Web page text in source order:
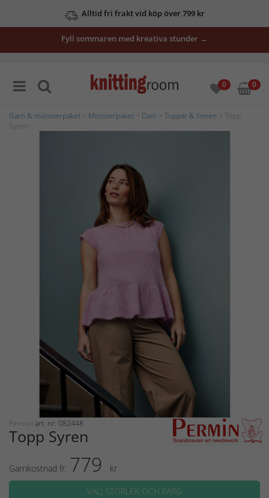
Alltid fri frakt vid köp över 799 kr
Fyll sommaren med kreativa stunder →
0 0
Garn & mönsterpaket Mönsterpaket Dam Toppar & linnen > Topp
Syren
Permin art. nr: 082448
Topp Syren
Garnkostnad fr. 779
kr
VÄLJ STORLEK OCH FÄRG